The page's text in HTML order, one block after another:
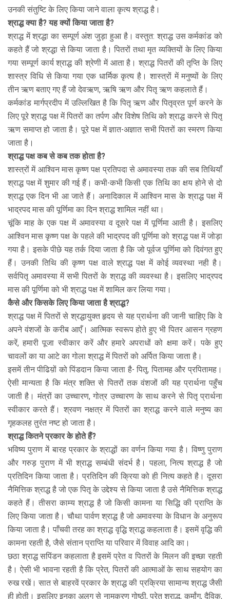
उनकी संतुष्टि के लिए किया जाने वाला कृत्य श्राद्ध है।
श्राद्ध क्या है? यह क्यों किया जाता है?
श्राद्ध में श्रद्धा का सम्पूर्ण अंश जुड़ा हुआ है। वस्तुत: श्राद्ध उस कर्मकांड को
कहते हैं जो श्रद्धा से किया जाता है। पितरों तथा मृत व्यक्तियों के लिए किया
गया सम्पूर्ण कार्य श्राद्ध की श्रेणी में आता है। श्राद्ध पितरों की तृप्ति के लिए
शास्त्र विधि से किया गया एक धार्मिक कृत्य है। शास्त्रों में मनुष्यों के लिए
तीन ऋण बताए गए हैं जो देवऋण, ऋषि ऋण और पितृ ऋण कहलाते हैं।
कर्मकांड मार्गप्रदीप में उल्लिखित है कि पितृ ऋण और पितृव्रत पूर्ण करने के
लिए पूरे श्राद्ध पक्ष में पितरों का तर्पण और विशेष तिथि को श्राद्ध करने से पितृ
ऋण समाप्त हो जाता है। पूरे पक्ष में ज्ञात-अज्ञात सभी पितरों का स्मरण किया
जाता है।
श्राद्ध पक्ष कब से कब तक होता है?
शास्त्रों में आश्विन मास कृष्ण पक्ष प्रतिपदा से अमावस्या तक की सब तिथियाँ
श्राद्ध पक्ष में शुमार की गई हैं। कभी-कभी किसी एक तिथि का क्षय होने से दो
श्राद्ध एक दिन भी आ जाते हैं। अनादिकाल में आश्विन मास के श्राद्ध पक्ष में
भाद्रपद मास की पूर्णिमा का दिन श्राद्ध शामिल नहीं था।
चूंकि माह के एक पक्ष में अमावस्या व दूसरे पक्ष में पूर्णिमा आती है। इसलिए
आश्विन मास कृष्ण पक्ष के पहले की भाद्रपद की पूर्णिमा को श्राद्ध पक्ष में जोड़ा
गया है। इसके पीछे यह तर्क दिया जाता है कि जो पूर्वज पूर्णिमा को दिवंगत हुए
हैं। उनकी तिथि की कृष्ण पक्ष वाले श्राद्ध पक्ष में कोई व्यवस्था नही है।
सर्वपितृ अमावस्या में सभी पितरों के श्राद्ध की व्यवस्था है। इसलिए भाद्रपद
मास की पूर्णिमा को भी श्राद्ध पक्ष में शामिल कर लिया गया।
कैसे और किसके लिए किया जाता है श्राद्ध?
श्राद्ध पक्ष में पितरों से श्रद्धायुक्त हृदय से यह प्रार्थना की जानी चाहिए कि वे
अपने वंशजों के करीब आएँ। आत्मिक स्वरूप होते हुए भी पितर आसन ग्रहण
करें, हमारी पूजा स्वीकार करें और हमारे अपराधों को क्षमा करें। पके हुए
चावलों का या आटे का गोला श्राद्ध में पितरों को अर्पित किया जाता है।
इसमें तीन पीढिय़ों को पिंडदान किया जाता है- पितृ, पितामह और प्रपितामह।
ऐसी मान्यता है कि मंत्र शक्ति से पितरों तक वंशजों की यह प्रार्थना पहुँच
जाती है। मंत्रों का उच्चारण, गोत्र उच्चारण के साथ करने से पितृ प्रार्थना
स्वीकार करते हैं। श्रवण नक्षत्र में पितरों का श्राद्ध करने वाले मनुष्य का
गृहकलह तुरंत नष्ट हो जाता है।
श्राद्ध कितने प्रकार के होते हैं?
भविष्य पुराण में बारह प्रकार के श्राद्धों का वर्णन किया गया है। विष्णु पुराण
और गरुड़ पुराण में भी श्राद्ध सम्बंधी संदर्भ है। पहला, नित्य श्राद्ध है जो
प्रतिदिन किया जाता है। प्रतिदिन की क्रिया को ही नित्य कहते है। दूसरा
नैमित्तिक श्राद्ध है जो एक पितृ के उद्देश्य से किया जाता है उसे नैमित्तिक श्राद्ध
कहते हैं। तीसरा काम्य श्राद्ध है जो किसी कामना या सिद्धि की प्राप्ति के
लिए किया जाता है। चौथा पार्वण श्राद्ध है जो अमावस्या के विधान के अनुरूप
किया जाता है। पाँचवी तरह का श्राद्ध वृद्धि श्राद्ध कहलाता है। इसमें वृद्धि की
कामना रहती है, जैसे संतान प्राप्ति या परिवार में विवाह आदि का।
छठा श्राद्ध सपिंडन कहलाता है इसमें प्रेत व पितरों के मिलन की इच्छा रहती
है। ऐसी भी भावना रहती है कि प्रेत, पितरों की आत्माओं के साथ सहयोग का
रुख रखें। सात से बाहरवें प्रकार के श्राद्ध की प्रक्रिया सामान्य श्राद्ध जैसी
ही होती। इसलिए इनका अलग से नामकरण गोष्ठी, प्रेत श्राद्ध, कर्मांग, दैविक,